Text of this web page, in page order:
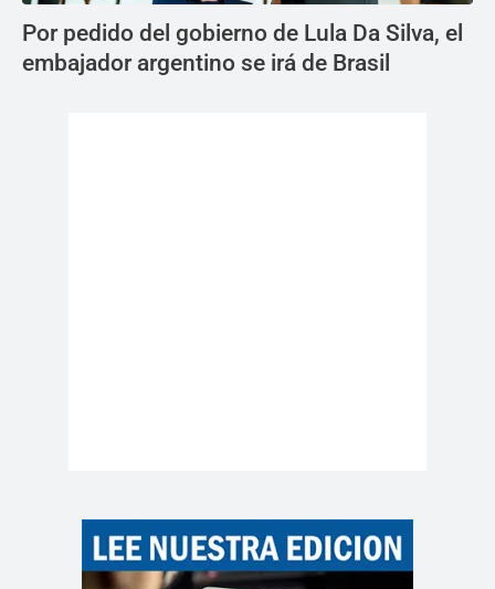
Por pedido del gobierno de Lula Da Silva, el
embajador argentino se irá de Brasil